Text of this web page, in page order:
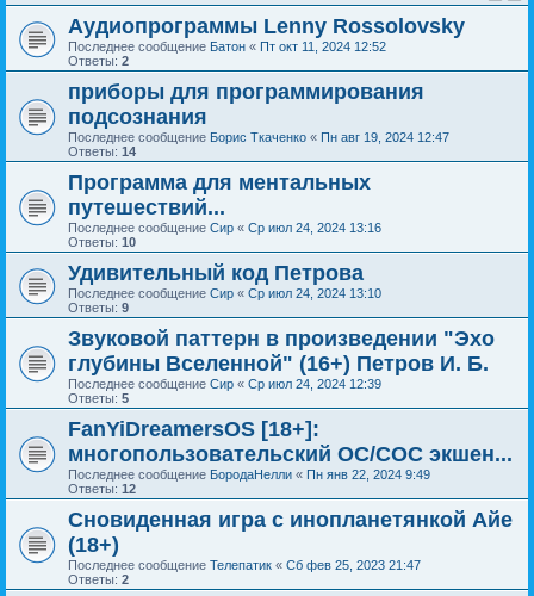
Аудиопрограммы Lenny Rossolovsky
Последнее сообщение Батон « Пт окт 11, 2024 12:52
Ответы: 2
приборы для программирования
подсознания
Последнее сообщение Борис Ткаченко « Пн авг 19, 2024 12:47
Ответы: 14
Программа для ментальных
путешествий...
Последнее сообщение Сир « Ср июл 24, 2024 13:16
Ответы: 10
Удивительный код Петрова
Последнее сообщение Сир « Ср июл 24, 2024 13:10
Ответы: 9
Звуковой паттерн в произведении "Эхо
глубины Вселенной" (16+) Петров И. Б.
Последнее сообщение Сир « Ср июл 24, 2024 12:39
Ответы: 5
FanYiDreamersOS [18+]:
многопользовательский ОС/СОС экшен...
Последнее сообщение БородаНелли « Пн янв 22, 2024 9:49
Ответы: 12
Сновиденная игра с инопланетянкой Айе
(18+)
Последнее сообщение Телепатик « Сб фев 25, 2023 21:47
Ответы: 2